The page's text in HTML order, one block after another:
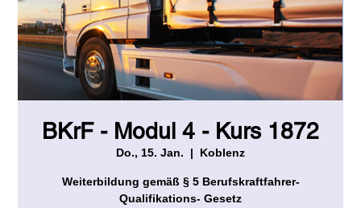
BKrF - Modul 4 - Kurs 1872
Do., 15. Jan.
  |
Koblenz
Weiterbildung gemäß § 5 Berufskraftfahrer-
Qualifikations- Gesetz